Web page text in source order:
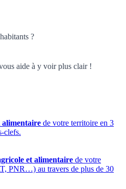
?
aide à y voir plus clair !
de votre territoire en 3
clefs.
et alimentaire de votre
PNR…) au travers de plus de 30